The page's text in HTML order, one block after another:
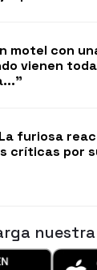
motel con
vienen
furiosa
críticas por